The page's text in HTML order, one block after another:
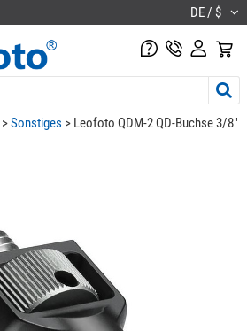
DE / $
>Sonstiges > Leofoto QDM-2 QD-Buchse 3/8"